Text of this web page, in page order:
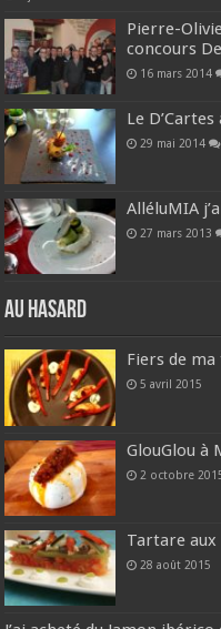
Pierre-
concours
16 mars 2014
Le
29 mai 2014
AlléluMIA
27 mars 2013
Au hasard
Fiers de
5 avril 2015
GlouGlou à
2 octobre
Tartare aux
28 août 2015